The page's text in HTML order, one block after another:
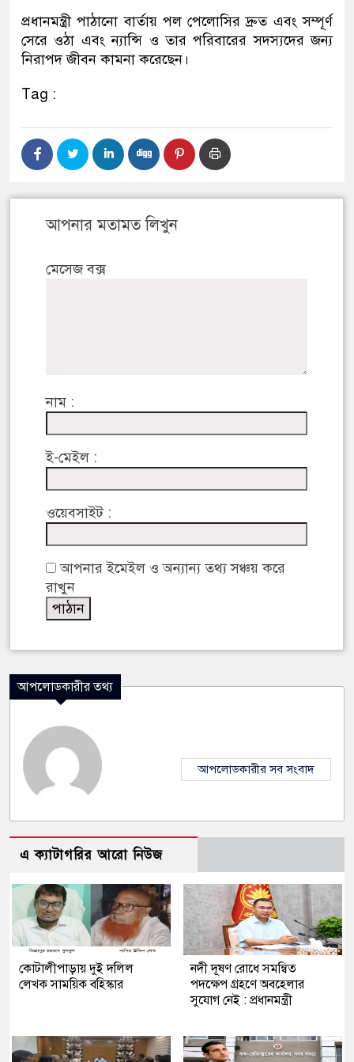
প্রধানমন্ত্রী পাঠানো বার্তায় পল পেলোসির দ্রুত এবং সম্পূর্ণ
সেরে ওঠা এবং ন্যান্সি ও তার পরিবারের সদস্যদের জন্য
নিরাপদ জীবন কামনা করেছেন।
Tag :
আপনার মতামত লিখুন
মেসেজ বক্স
নাম :
ই-মেইল :
ওয়েবসাইট :
আপনার ইমেইল ও অন্যান্য তথ্য সঞ্চয় করে
রাখুন
আপলোডকারীর তথ্য
আপলোডকারীর সব সংবাদ
এ ক্যাটাগরির আরো নিউজ
কোটালীপাড়ায় দুই দলিল
লেখক সাময়িক বহিস্কার
নদী দূষণ রোধে সমন্বিত
পদক্ষেপ গ্রহণে অবহেলার
সুযোগ নেই : প্রধানমন্ত্রী